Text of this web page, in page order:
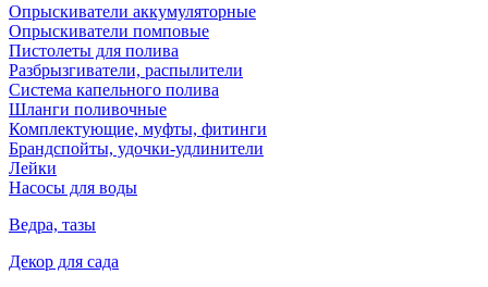
Опрыскиватели аккумуляторные
Опрыскиватели помповые
Пистолеты для полива
Разбрызгиватели, распылители
Система капельного полива
Шланги поливочные
Комплектующие, муфты, фитинги
Брандспойты, удочки-удлинители
Лейки
Насосы для воды
Ведра, тазы
Декор для сада